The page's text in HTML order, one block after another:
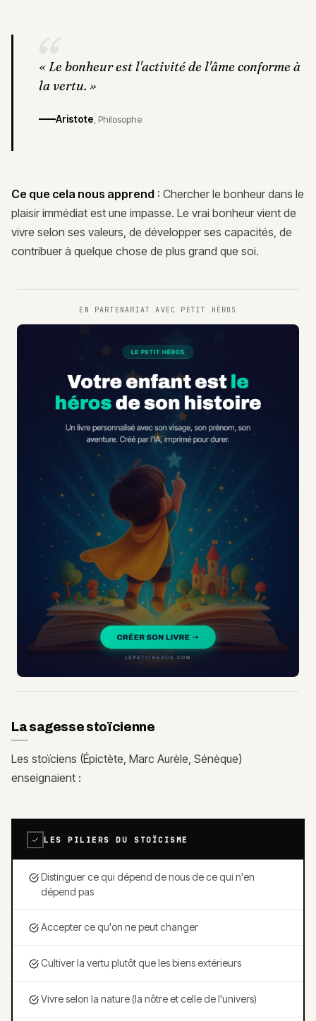
“
«Le bonheur est l'activité de l'âme conforme à
la vertu. »
Aristote, Philosophe
Ce que cela nous apprend : Chercher le bonheur dans le
plaisir immédiat est une impasse. Le vrai bonheur vient de
vivre selon ses valeurs, de développer ses capacités, de
contribuer à quelque chose de plus grand que soi.
EN PARTENARIAT AVEC PETIT HÉROS
La sagesse stoïcienne
Les stoïciens (Épictète, Marc Aurèle, Sénèque)
enseignaient :
LES PILIERS DU STOÏCISME
Distinguer ce qui dépend de nous de ce qui n'en
dépend pas
Accepter ce qu'on ne peut changer
Cultiver la vertu plutôt que les biens extérieurs
Vivre selon la nature (la nôtre et celle de l'univers)